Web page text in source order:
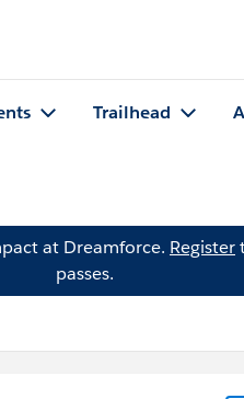
Trailhead
at Dreamforce. Register
passes.